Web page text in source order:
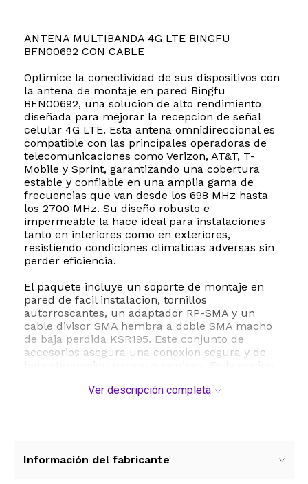
ANTENA MULTIBANDA 4G LTE BINGFU
BFN00692 CON CABLE
Optimice la conectividad de sus dispositivos con
la antena de montaje en pared Bingfu
BFN00692, una solucion de alto rendimiento
diseñada para mejorar la recepcion de señal
celular 4G LTE. Esta antena omnidireccional es
compatible con las principales operadoras de
telecomunicaciones como Verizon, AT&T, T-
Mobile y Sprint, garantizando una cobertura
estable y confiable en una amplia gama de
frecuencias que van desde los 698 MHz hasta
los 2700 MHz. Su diseño robusto e
impermeable la hace ideal para instalaciones
tanto en interiores como en exteriores,
resistiendo condiciones climaticas adversas sin
perder eficiencia.
El paquete incluye un soporte de montaje en
pared de facil instalacion, tornillos
autorroscantes, un adaptador RP-SMA y un
cable divisor SMA hembra a doble SMA macho
de baja perdida KSR195. Este conjunto de
accesorios asegura una conexion segura y de
moviles, modems de banda ancha, camaras de
necesaria para transmisiones de datos
Ver descripción completa
Información del fabricante